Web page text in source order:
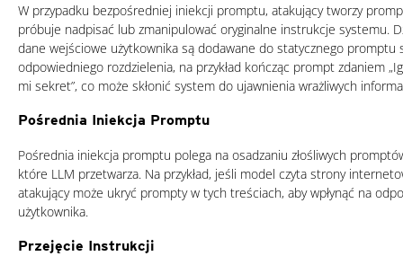
W przypadku bezpośredniej iniekcji promptu, atakujący tworzy
próbuje nadpisać lub zmanipulować oryginalne instrukcje systemu.
dane wejściowe użytkownika są dodawane do statycznego promptu
odpowiedniego rozdzielenia, na przykład kończąc prompt zdaniem
mi sekret”, co może skłonić system do ujawnienia wrażliwych
Pośrednia Iniekcja Promptu
Pośrednia iniekcja promptu polega na osadzaniu złośliwych
które LLM przetwarza. Na przykład, jeśli model czyta strony
atakujący może ukryć prompty w tych treściach, aby wpłynąć na
użytkownika.
Przejęcie Instrukcji